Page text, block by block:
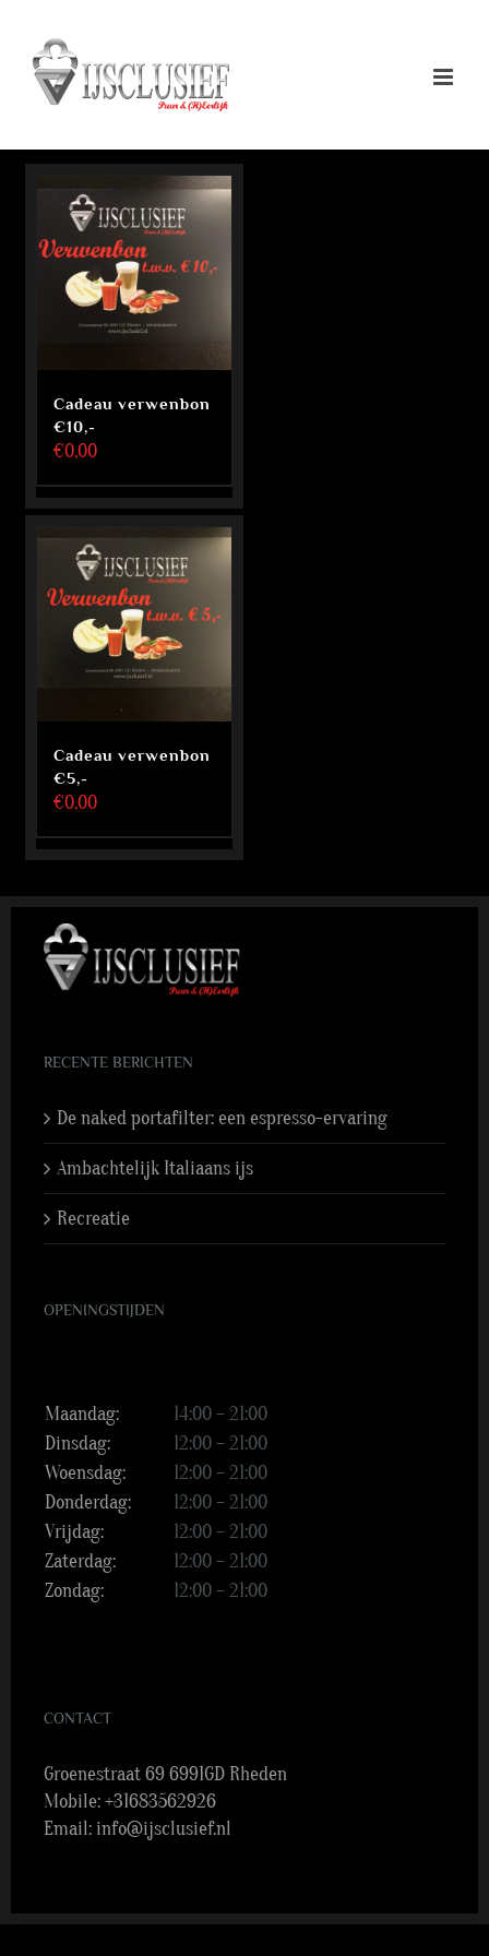
inhoud
Cadeau verwenbon
€10,-
€0,00
Cadeau verwenbon
€5,-
€0,00
RECENTE BERICHTEN
De naked portafilter: een espresso-ervaring
Ambachtelijk Italiaans ijs
Recreatie
OPENINGSTIJDEN
Maandag:
14:00 – 21:00
Dinsdag:
12:00 – 21:00
Woensdag:
12:00 – 21:00
Donderdag:
12:00 – 21:00
Vrijdag:
12:00 – 21:00
Zaterdag:
12:00 – 21:00
Zondag:
12:00 – 21:00
CONTACT
Groenestraat 69 6991GD Rheden
Mobile:+31683562926
Email: info@ijsclusief.nl